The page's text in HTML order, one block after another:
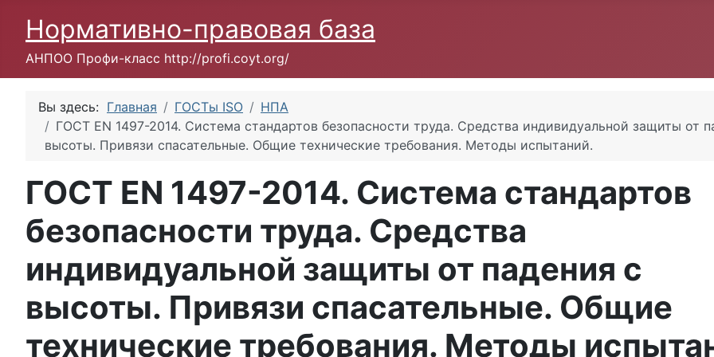
Нормативно-правовая база
АНПОО Профи-класс http://profi.coyt.org/
Вы здесь: Главная ГОСТы ISO
НПА
ГОСТ EN 1497-2014. Система стандартов безопасности труда. Средства индивидуальной защиты от
высоты. Привязи спасательные. Общие технические требования. Методы испытаний.
ГОСТ EN 1497-2014. Система стандартов
безопасности труда. Средства
индивидуальной защиты от падения с
высоты. Привязи спасательные. Общие
технические требования. Методы